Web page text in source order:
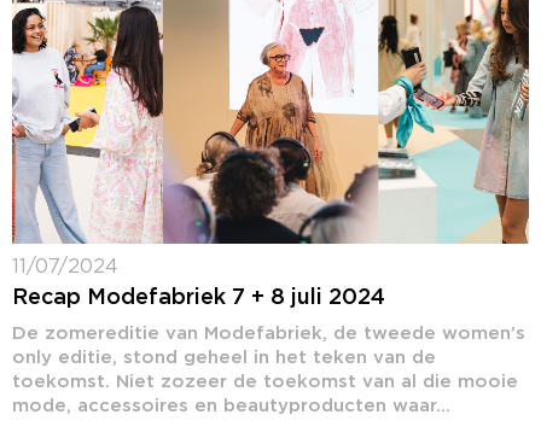
11/07/2024
Recap Modefabriek 7 + 8 juli 2024
De zomereditie van Modefabriek, de tweede women’s
only editie, stond geheel in het teken van de
toekomst. Niet zozeer de toekomst van al die mooie
mode, accessoires en beautyproducten waar...